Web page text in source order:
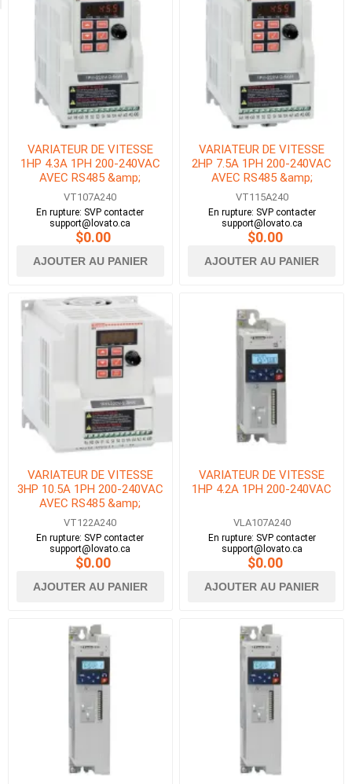
VARIATEUR DE VITESSE
1HP 4.3A 1PH 200-240VAC
AVEC RS485 &amp;
BACNET
VT107A240
En rupture: SVP contacter
support@lovato.ca
$0.00
AJOUTER AU PANIER
VARIATEUR DE VITESSE
2HP 7.5A 1PH 200-240VAC
AVEC RS485 &amp;
BACNET
VT115A240
En rupture: SVP contacter
support@lovato.ca
$0.00
AJOUTER AU PANIER
VARIATEUR DE VITESSE
3HP 10.5A 1PH 200-240VAC
AVEC RS485 &amp;
BACNET
VT122A240
En rupture: SVP contacter
support@lovato.ca
$0.00
AJOUTER AU PANIER
VARIATEUR DE VITESSE
1HP 4.2A 1PH 200-240VAC
VLA107A240
En rupture: SVP contacter
support@lovato.ca
$0.00
AJOUTER AU PANIER